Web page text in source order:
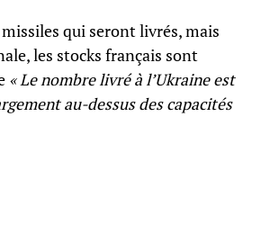
qui seront livrés, mais
les stocks français sont
« Le nombre livré à l’Ukraine est
au-dessus des capacités